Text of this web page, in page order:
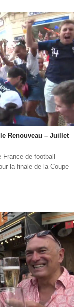
Renouveau – Juillet
France de football
la finale de la Coupe